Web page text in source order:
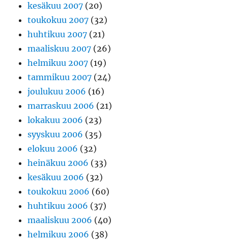
kesäkuu 2007 (20)
toukokuu 2007 (32)
huhtikuu 2007 (21)
maaliskuu 2007 (26)
helmikuu 2007 (19)
tammikuu 2007 (24)
joulukuu 2006 (16)
marraskuu 2006 (21)
lokakuu 2006 (23)
syyskuu 2006 (35)
elokuu 2006 (32)
heinäkuu 2006 (33)
kesäkuu 2006 (32)
toukokuu 2006 (60)
huhtikuu 2006 (37)
maaliskuu 2006 (40)
helmikuu 2006 (38)